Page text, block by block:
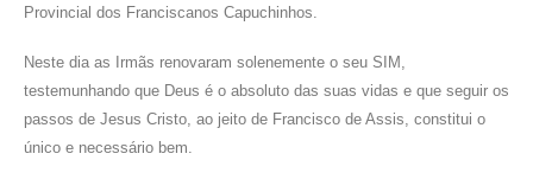
Provincial dos Franciscanos Capuchinhos.
Neste dia as Irmãs renovaram solenemente o seu SIM,
testemunhando que Deus é o absoluto das suas vidas e que seguir os
passos de Jesus Cristo, ao jeito de Francisco de Assis, constitui o
único e necessário bem.